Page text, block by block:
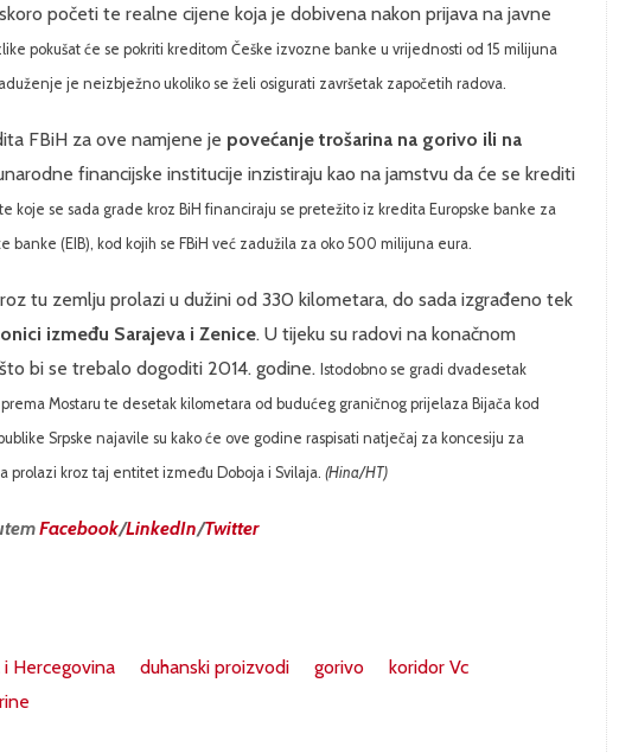
početi te realne cijene koja je dobivena nakon prijava na javne
pokušat će se pokriti kreditom Češke izvozne banke u vrijednosti od 15 milijuna
je neizbježno ukoliko se želi osigurati završetak započetih radova.
FBiH za ove namjene je povećanje trošarina na gorivo ili na
financijske institucije inzistiraju kao na jamstvu da će se krediti
koje se sada grade kroz BiH financiraju se pretežito iz kredita Europske banke za
banke (EIB), kod kojih se FBiH već zadužila za oko 500 milijuna eura.
tu zemlju prolazi u dužini od 330 kilometara, do sada izgrađeno tek
između Sarajeva i Zenice. U tijeku su radovi na konačnom
bi se trebalo dogoditi 2014. godine. Istodobno se gradi dvadesetak
Mostaru te desetak kilometara od budućeg graničnog prijelaza Bijača kod
Srpske najavile su kako će ove godine raspisati natječaj za koncesiju za
prolazi kroz taj entitet između Doboja i Svilaja. (Hina/HT)
Facebook/LinkedIn/Twitter
i Hercegovina duhanski proizvodi gorivo
koridor Vc